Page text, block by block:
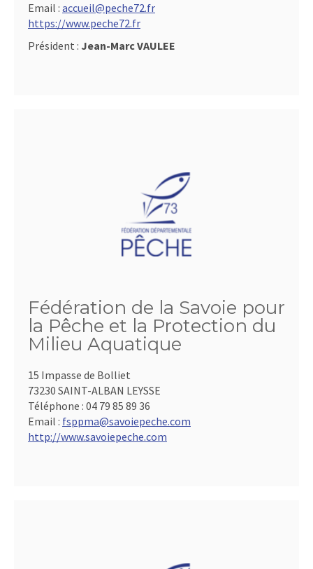
Email : accueil@peche72.fr
https://www.peche72.fr
Président : Jean-Marc VAULEE
Fédération de la Savoie pour
la Pêche et la Protection du
Milieu Aquatique
15 Impasse de Bolliet
73230 SAINT-ALBAN LEYSSE
Téléphone : 04 79 85 89 36
Email : fsppma@savoiepeche.com
http://www.savoiepeche.com